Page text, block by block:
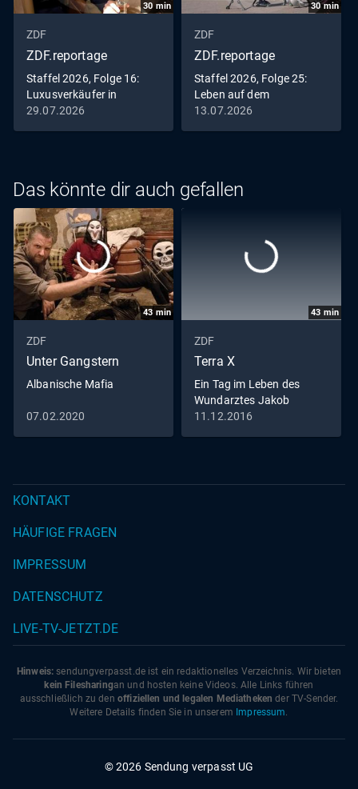
30min
ZDF
ZDF.reportage
Staffel 2026, Folge 16:
Luxusverkäufer in
Deutschland
29.07.2026
30min
ZDF
ZDF.reportage
Staffel 2026, Folge 25:
Leben auf dem
Campingplatz
13.07.2026
Das könnte dir auch gefallen
43 min
ZDF
Unter Gangstern
Albanische Mafia
07.02.2020
43 min
ZDF
Terra X
Ein Tag im Leben des
Wundarztes Jakob
Althaus im Jahr 1454
11.12.2016
KONTAKT
HÄUFIGE FRAGEN
IMPRESSUM
DATENSCHUTZ
LIVE-TV-JETZT.DE
Hinweis: sendungverpasst.de ist ein redaktionelles Verzeichnis. Wir bieten
kein Filesharingan und hosten keine Videos. Alle Links führen
ausschließlich zu den offiziellen und legalen Mediatheken der TV-Sender.
Weitere Details finden Sie in unserem Impressum.
© 2026 Sendung verpasst UG